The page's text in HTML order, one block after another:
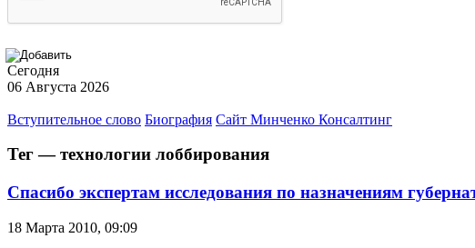
Сегодня
06 Августа 2026
Вступительное слово Биография Сайт Минченко Консалтинг
Тег — технологии лоббирования
Спасибо экспертам исследования по назначениям
18 Марта 2010, 09:09